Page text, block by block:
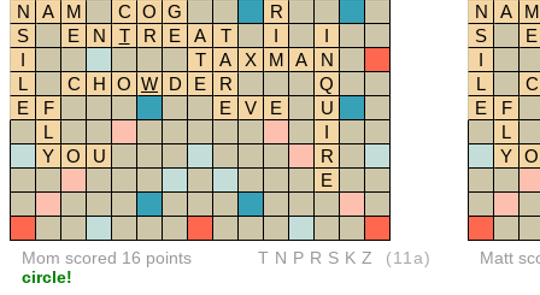
N
A M C O G
R
S
E N T R E A T I
I
I
T A X M A
N
L
C H O W D E R
Q
E
F E V E
U
L
I
Y O U
R
E
Mom scored 16 points
circle!
TNPRSKZ (11a)
N
A
M
S
E
I
L
C
E
F
L
Y O
Matt